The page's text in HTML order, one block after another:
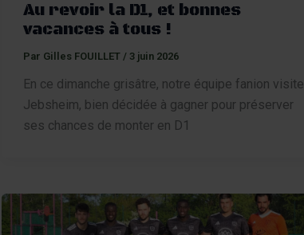
Au revoir la D1, et bonnes
vacances à tous !
Par Gilles FOUILLET / 3 juin 2026
En ce dimanche grisâtre, notre équipe fanion visite
Jebsheim, bien décidée à gagner pour préserver
ses chances de monter en D1